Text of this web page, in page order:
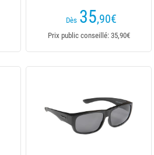
Dès 35,90€
Prix public conseillé: 35,90€